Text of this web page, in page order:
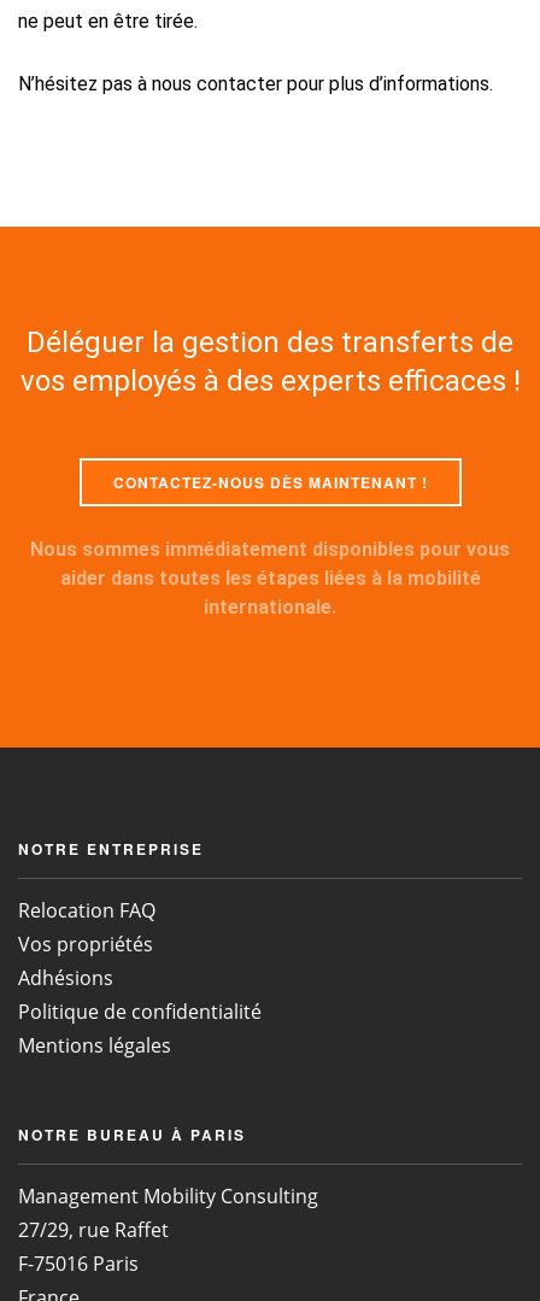
ne peut en être tirée.
N’hésitez pas à nous contacter pour plus d’informations.
Déléguer la gestion des transferts de
vos employés à des experts efficaces !
CONTACTEZ-NOUS DÈS MAINTENANT !
Nous sommes immédiatement disponibles pour vous
aider dans toutes les étapes liées à la mobilité
internationale.
NOTRE ENTREPRISE
Relocation FAQ
Vos propriétés
Adhésions
Politique de confidentialité
Mentions légales
NOTRE BUREAU À PARIS
Management Mobility Consulting
27/29, rue Raffet
F-75016 Paris